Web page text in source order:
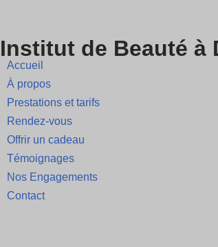
to
content
Accueil
À propos
Prestations et tarifs
Rendez-vous
Offrir un cadeau
Témoignages
Nos Engagements
Contact
Institut de Beauté à